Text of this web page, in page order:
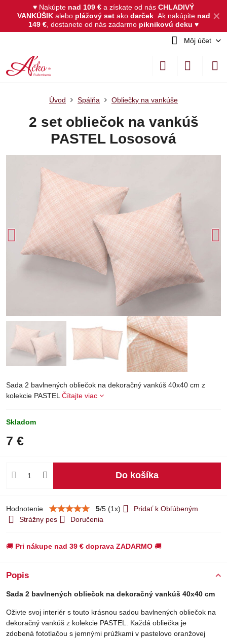
✕
♥ Nakúpte nad 109 € a získate od nás CHLADIVÝ
VANKÚŠIKalebo plážový set akodarček. Ak nakúpite nad
149 € , dostanete od nás zadarmo piknikovú deku ♥
Môj účet
Úvod Spálňa Obliečky na vankúše
2 set obliečok na vankúš
PASTEL Lososová
Sada 2 bavlnených obliečok na dekoračný vankúš 40x40 cm z
kolekcie PASTEL Čítajte viac
Skladom
7 €
Do košíka
Hodnotenie 5/5 (1x)
Pridať k Obľúbeným
Strážny pes
Doručenia
🚚 Pri nákupe nad 39 € doprava ZADARMO 🚚
Popis
Sada 2 bavlnených obliečok na dekoračný vankúš 40x40 cm
Oživte svoj interiér s touto krásnou sadou bavlnených obliečok na
dekoračný vankúš z kolekcie PASTEL. Každá obliečka je
zdobená fototlačou s jemnými prúžkami v pastelovo oranžovej